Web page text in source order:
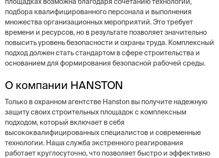
подбора квалифицированного персонала и выполнения
множества организационных мероприятий. Это требует
времени и ресурсов, но в результате позволяет значительно
повысить уровень безопасности и охраны труда. Комплексный
подход должен стать стандартом в сфере строительства и
основанием для формирования безопасной рабочей среды.
О компании HANSTON
Только в охранном агентстве Hanston вы получите надежную
защиту своих строительных площадок с комплексным
подходом, который включает в себя
высококвалифицированных специалистов и современные
технологии. Наша служба экстренного реагирования
работает круглосуточно, что позволяет быстро и эффективно